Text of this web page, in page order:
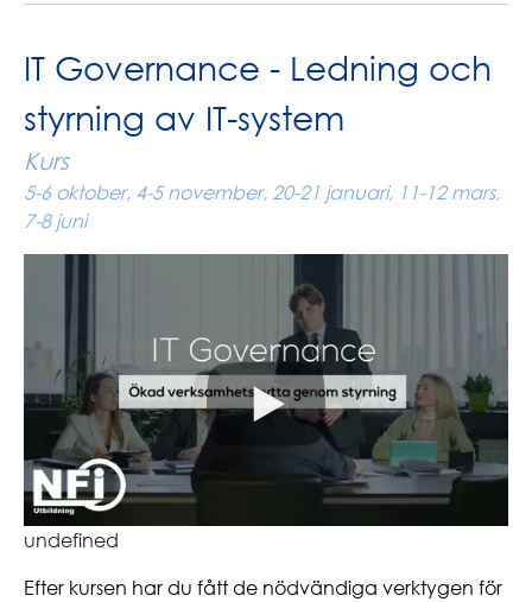
IT Governance - Ledning och
styrning av IT-system
Kurs
5-6 oktober, 4-5 november, 20-21 januari, 11-12 mars,
7-8 juni
undefined
Efter kursen har du fått de nödvändiga verktygen för